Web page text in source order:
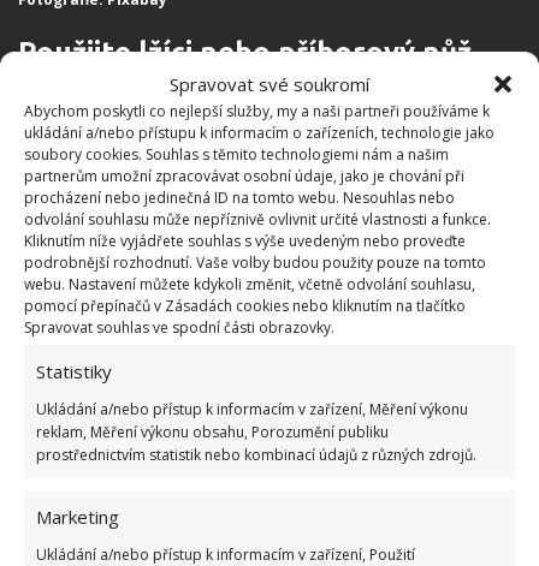
Spravovat své soukromí
Abychom poskytli co nejlepší služby, my a naši partneři používáme k
ukládání a/nebo přístupu k informacím o zařízeních, technologie jako
soubory cookies. Souhlas s těmito technologiemi nám a našim
partnerům umožní zpracovávat osobní údaje, jako je chování při
procházení nebo jedinečná ID na tomto webu. Nesouhlas nebo
odvolání souhlasu může nepříznivě ovlivnit určité vlastnosti a funkce.
Kliknutím níže vyjádřete souhlas s výše uvedeným nebo proveďte
podrobnější rozhodnutí. Vaše volby budou použity pouze na tomto
webu. Nastavení můžete kdykoli změnit, včetně odvolání souhlasu,
pomocí přepínačů v Zásadách cookies nebo kliknutím na tlačítko
Spravovat souhlas ve spodní části obrazovky.
Statistiky
Ukládání a/nebo přístup k informacím v zařízení, Měření výkonu
reklam, Měření výkonu obsahu, Porozumění publiku
prostřednictvím statistik nebo kombinací údajů z různých zdrojů.
Marketing
Ukládání a/nebo přístup k informacím v zařízení, Použití
Použijte lžíci nebo příborový nůž
Jakmile se vám nepodaří sklenici otevřít pomocí výše
zmíněných metod nebo byste chtěli vyzkoušet raději
jiný trik, můžete použít lžíci nebo příborový nůž.
Kuchyňskoulžíci nebo příborový nůž zatlačte mezi
víkoa sklenici a zkuste trochu zapáčit. V danou
chvíli by se mělo víčko trochu uvolnit a sklenice by
následně měla jít otevřít.
Propíchněte víko od sklenice
Pokud vám nepomůže ani jeden trik a už se cítíte
bezradně, můžete propíchnout víko sklenice. Po této
použití, jelikož ho tímto trikem znehodnotíte
Ostrým nožem nebo šroubovákem víčko zkrátka